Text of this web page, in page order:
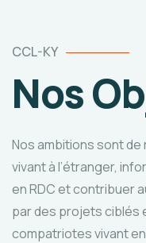
CCL-KY
Nos
Nos ambitions sont
vivant à l’étranger,
en RDC et contribuer
par des projets ciblés
compatriotes vivant
le